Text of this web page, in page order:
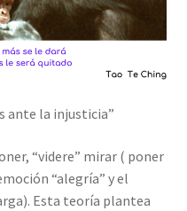
ante la injusticia”
“videre” mirar ( poner
“alegría” y el
Esta teoría plantea